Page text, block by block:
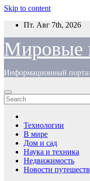
Skip to content
Пт. Авг 7th, 2026
Мировые
Информационный
Технологии
В мире
Дом и сад
Наука и техника
Недвижимость
Новости